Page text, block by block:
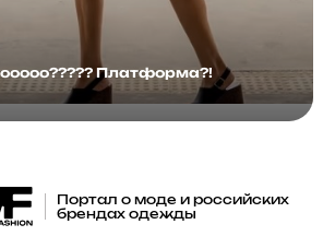
Платформа?!
Портал о моде и российских
брендах одежды